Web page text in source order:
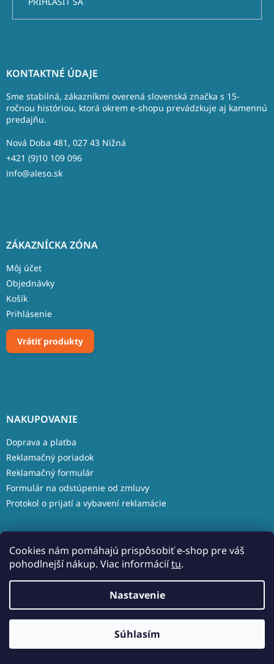
Cookies nám pomáhajú prispôsobiť e-shop pre váš
pohodlnejší nákup. Viac informáciítu.
Nastavenie
Súhlasím
KONTAKTNÉ ÚDAJE
Sme stabilná, zákazníkmi overená slovenská značka s 15-
ročnou históriou, ktorá okrem e-shopu prevádzkuje aj kamennú
predajňu.
Nová Doba 481, 027 43 Nižná
+421 (9)10 109 096
info@aleso.sk
ZÁKAZNÍCKA ZÓNA
Môj účet
Objednávky
Košík
Prihlásenie
Vrátiť produkty
NAKUPOVANIE
Doprava a platba
Reklamačný poriadok
Reklamačný formulár
Formulár na odstúpenie od zmluvy
Protokol o prijatí a vybavení reklamácie
Obchodné podmienky